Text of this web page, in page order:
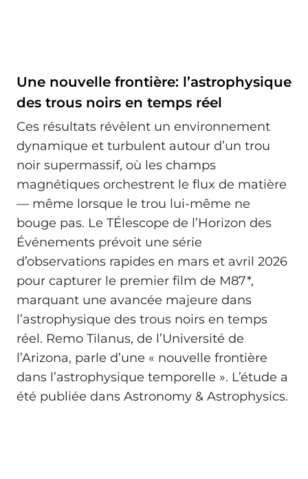
Une nouvelle frontière: l’astrophysique
des trous noirs en temps réel
Ces résultats révèlent un environnement
dynamique et turbulent autour d’un trou
noir supermassif, où les champs
magnétiques orchestrent le flux de matière
— même lorsque le trou lui-même ne
bouge pas. Le TÉlescope de l’Horizon des
Événements prévoit une série
d’observations rapides en mars et avril 2026
pour capturer le premier film de M87*,
marquant une avancée majeure dans
l’astrophysique des trous noirs en temps
réel. Remo Tilanus, de l’Université de
l’Arizona, parle d’une « nouvelle frontière
dans l’astrophysique temporelle ». L’étude a
été publiée dans Astronomy & Astrophysics.